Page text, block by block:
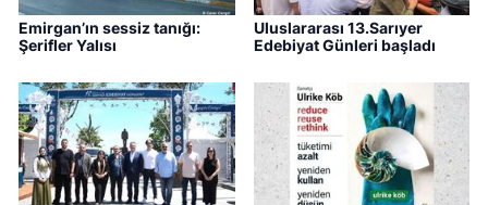
Emirgan’ın sessiz tanığı:
Şerifler Yalısı
Uluslararası 13.Sarıyer
Edebiyat Günleri başladı